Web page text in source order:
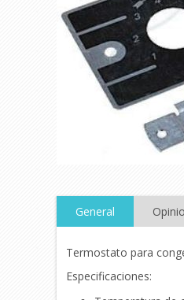
General
Termostato para
Especificaciones: